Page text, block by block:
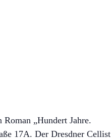
Roman „Hundert Jahre.
17A. Der Dresdner Cellist